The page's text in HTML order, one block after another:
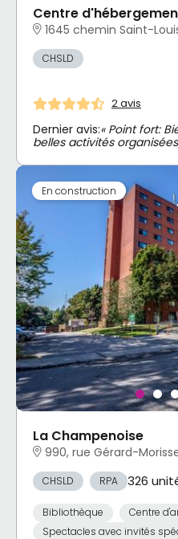
Centre
1645 chemin Saint-
CHSLD
2 avis
Dernier avis:« Point fort:
belles activités
En construction
La Champenoise
990, rue Gérard-Morisset
CHSLD RPA 326
Bibliothèque Centre
Spectacles avec invités